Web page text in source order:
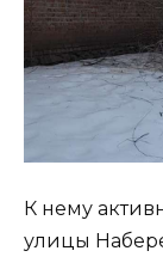
К нему
улицы